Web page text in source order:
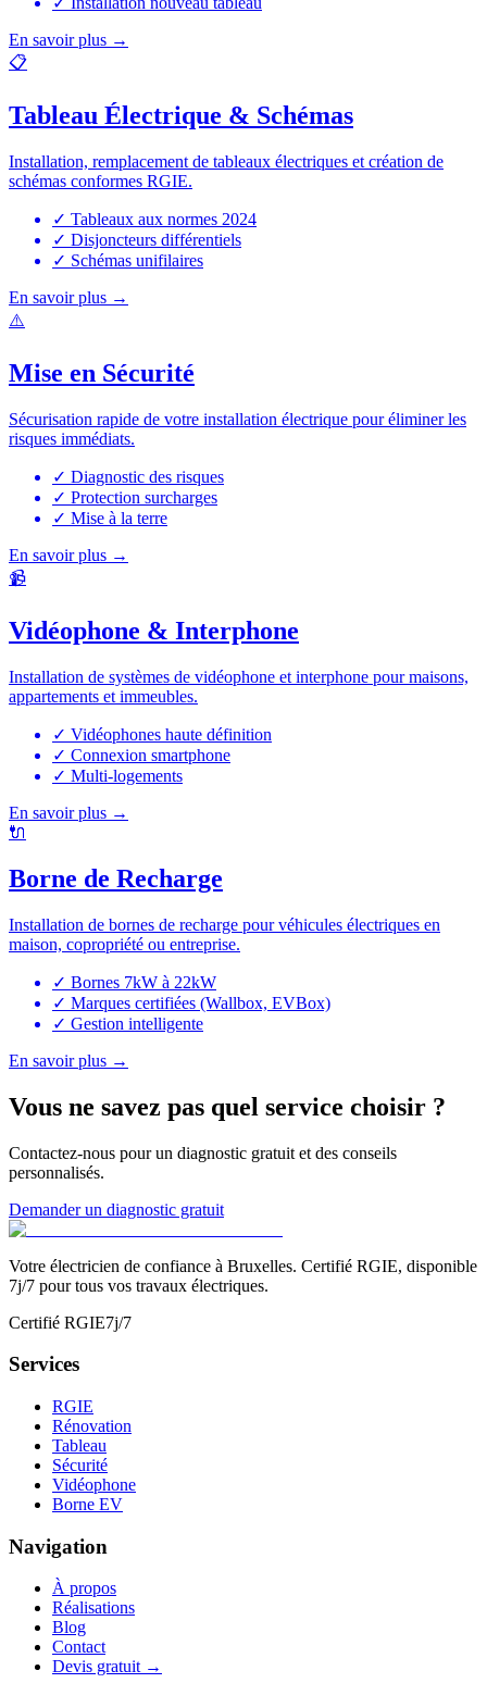
En savoir plus →
📋
Tableau Électrique & Schémas
Installation, remplacement de tableaux électriques et création de
schémas conformes RGIE.
✓ Tableaux aux normes 2024
✓ Disjoncteurs différentiels
✓ Schémas unifilaires
En savoir plus →
⚠️
Mise en Sécurité
Sécurisation rapide de votre installation électrique pour éliminer les
risques immédiats.
✓ Diagnostic des risques
✓ Protection surcharges
✓ Mise à la terre
En savoir plus →
📹
Vidéophone & Interphone
Installation de systèmes de vidéophone et interphone pour maisons,
appartements et immeubles.
✓ Vidéophones haute définition
✓ Connexion smartphone
✓ Multi-logements
En savoir plus →
🔌
Borne de Recharge
Installation de bornes de recharge pour véhicules électriques en
maison, copropriété ou entreprise.
✓ Bornes 7kW à 22kW
✓ Marques certifiées (Wallbox, EVBox)
✓ Gestion intelligente
En savoir plus →
Vous ne savez pas quel service choisir ?
Contactez-nous pour un diagnostic gratuit et des conseils
personnalisés.
Demander un diagnostic gratuit
Votre électricien de confiance à Bruxelles. Certifié RGIE, disponible
7j/7 pour tous vos travaux électriques.
Certifié RGIE7j/7
Services
RGIE
Rénovation
Tableau
Sécurité
Vidéophone
Borne EV
Navigation
À propos
Réalisations
Blog
Contact
Devis gratuit →